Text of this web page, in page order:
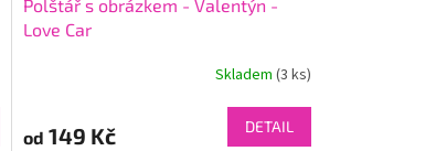
Polštář s obrázkem - Valentýn -
Love Car
Skladem (3 ks)
od 149 Kč DETAIL